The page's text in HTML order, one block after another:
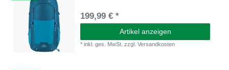
199,99 € *
Artikel anzeigen
*inkl. ges. MwSt. zzgl.Versandkosten